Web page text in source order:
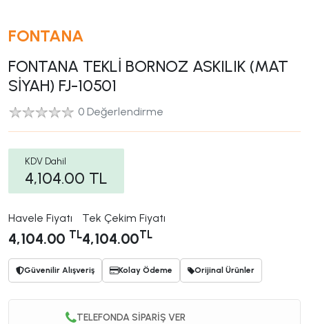
FONTANA
FONTANA TEKLİ BORNOZ ASKILIK (MAT
SİYAH) FJ-10501
0 Değerlendirme
KDV Dahil
4,104.00 TL
Havele Fiyatı
4,104.00 TL
Tek Çekim Fiyatı
4,104.00TL
Güvenilir Alışveriş Kolay Ödeme Orijinal Ürünler
TELEFONDA SİPARİŞ VER